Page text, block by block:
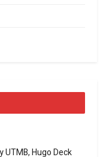
UTMB, Hugo Deck